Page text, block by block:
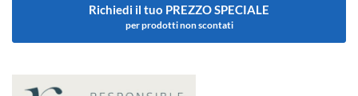
Richiedi il tuo PREZZO SPECIALE
per prodotti non scontati